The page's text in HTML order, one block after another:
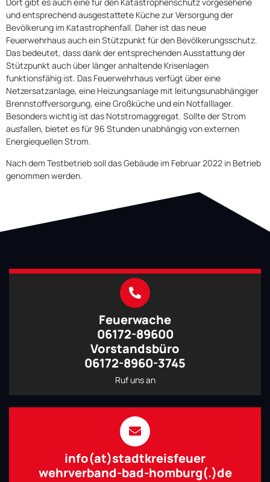
Dort gibt es auch eine für den Katastrophenschutz vorgesehene
und entsprechend ausgestattete Küche zur Versorgung der
Bevölkerung im Katastrophenfall. Daher ist das neue
Feuerwehrhaus auch ein Stützpunkt für den Bevölkerungsschutz.
Das bedeutet, dass dank der entsprechenden Ausstattung der
Stützpunkt auch über länger anhaltende Krisenlagen
funktionsfähig ist. Das Feuerwehrhaus verfügt über eine
Netzersatzanlage, eine Heizungsanlage mit leitungsunabhängiger
Brennstoffversorgung, eine Großküche und ein Notfalllager.
Besonders wichtig ist das Notstromaggregat. Sollte der Strom
ausfallen, bietet es für 96 Stunden unabhängig von externen
Energiequellen Strom.
Nach dem Testbetrieb soll das Gebäude im Februar 2022 in Betrieb
genommen werden.
Feuerwache
06172-89600
Vorstandsbüro
06172-8960-3745
Ruf uns an
info(at)stadtkreisfeuer
wehrverband-bad-homburg(.)de